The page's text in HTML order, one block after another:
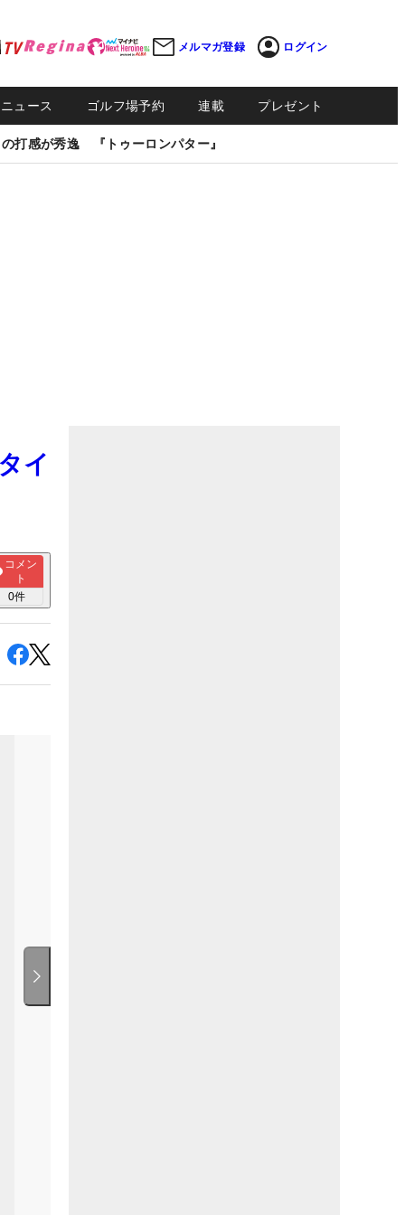
メルマガ登録 ログイン
ュース ゴルフ場予約 連載 プレゼント
打感が秀逸 『トゥーロンパター』
イ
コメン
ト
0件